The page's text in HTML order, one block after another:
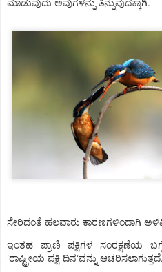
ಸೇರಿದಂತೆ ಹಲವಾರು ಕಾರಣಗಳಿಂದಾಗಿ
ಇಂತಹ ಪ್ರಾಣಿ ಪಕ್ಷಿಗಳ ಸಂರಕ್ಷಣೆಯ
ʼರಾಷ್ಟ್ರೀಯ ಪಕ್ಷಿ ದಿನʼವನ್ನು ಆಚರಿಸಲಾಗುತ್ತದೆ.